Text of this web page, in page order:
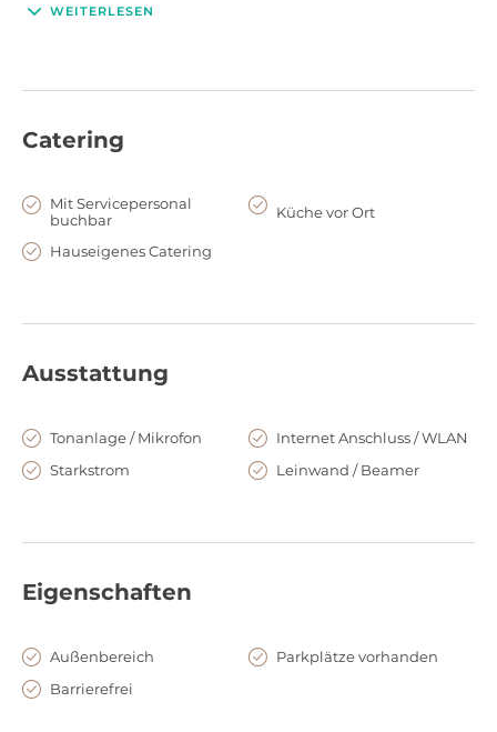
sicherlich derRostige Pudel
empfehlen wir Ihnen dasOberangertheater. Sollten Sie noch
geben Sie Ihrem Event einen ganz besonderen Rahmen.
WEITERLESEN
Catering
Mit Servicepersonal
buchbar
Küche vor Ort
Hauseigenes Catering
Ausstattung
Tonanlage / Mikrofon
Internet Anschluss / WLAN
Starkstrom
Leinwand / Beamer
Eigenschaften
Außenbereich
Parkplätze vorhanden
Barrierefrei